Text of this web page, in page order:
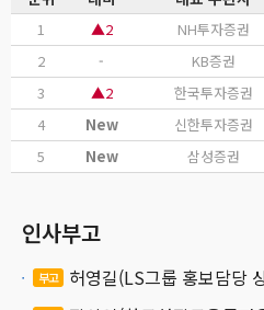
1 ▲2 NH투자증권
2
- KB증권
3
▲2 한국투자증권
4
New 신한투자증권
5
New 삼성증권
인사부고
부고 허영길(LS그룹 홍보담당